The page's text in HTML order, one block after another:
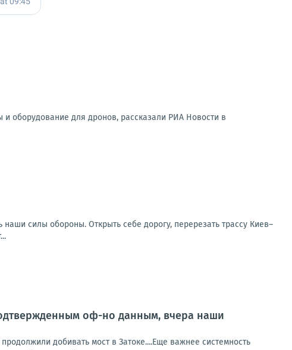
оборудование для дронов, рассказали РИА Новости в
силы обороны. Открыть себе дорогу, перерезать трассу Киев–
оф-но данным, вчера наши
добивать мост в Затоке....Еще важнее системность